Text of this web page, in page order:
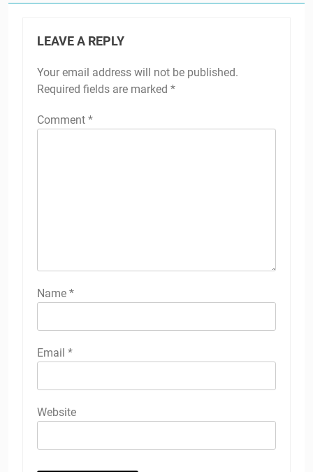
LEAVE A REPLY
Your email address will not be published.
Required fields are marked *
Comment *
Name *
Email *
Website